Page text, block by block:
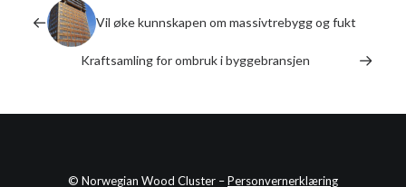
Vil øke kunnskapen om massivtrebygg og fukt
Kraftsamling for ombruk i byggebransjen
© Norwegian Wood Cluster –Personvernerklæring